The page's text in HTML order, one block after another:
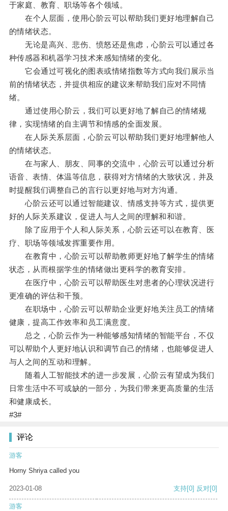
于家庭、教育、职场等各个领域。
在个人层面，使用心阶云可以帮助我们更好地理解自己
的情绪状态。
无论是高兴、悲伤、愤怒还是焦虑，心阶云可以通过各
种传感器和机器学习技术来感知情绪的变化。
它会通过可视化的图表或情绪指数等方式向我们展示当
前的情绪状态，并提供相应的建议来帮助我们应对不同情
绪。
通过使用心阶云，我们可以更好地了解自己的情绪规
律，实现情绪的自主调节和情感的全面发展。
在人际关系层面，心阶云可以帮助我们更好地理解他人
的情绪状态。
在与家人、朋友、同事的交流中，心阶云可以通过分析
语音、表情、体温等信息，获得对方情绪的大致状况，并及
时提醒我们调整自己的言行以更好地与对方沟通。
心阶云还可以通过智能建议、情感支持等方式，提供更
好的人际关系建议，促进人与人之间的理解和和谐。
除了应用于个人和人际关系，心阶云还可以在教育、医
疗、职场等领域发挥重要作用。
在教育中，心阶云可以帮助教师更好地了解学生的情绪
状态，从而根据学生的情绪做出更科学的教育安排。
在医疗中，心阶云可以帮助医生对患者的心理状况进行
更准确的评估和干预。
在职场中，心阶云可以帮助企业更好地关注员工的情绪
健康，提高工作效率和员工满意度。
总之，心阶云作为一种能够感知情绪的智能平台，不仅
可以帮助个人更好地认识和调节自己的情绪，也能够促进人
与人之间的互动和理解。
随着人工智能技术的进一步发展，心阶云有望成为我们
日常生活中不可或缺的一部分，为我们带来更高质量的生活
和健康成长。
#3#
评论
游客
Horny Shriya called you
2023-01-08 支持[0] 反对[0]
游客